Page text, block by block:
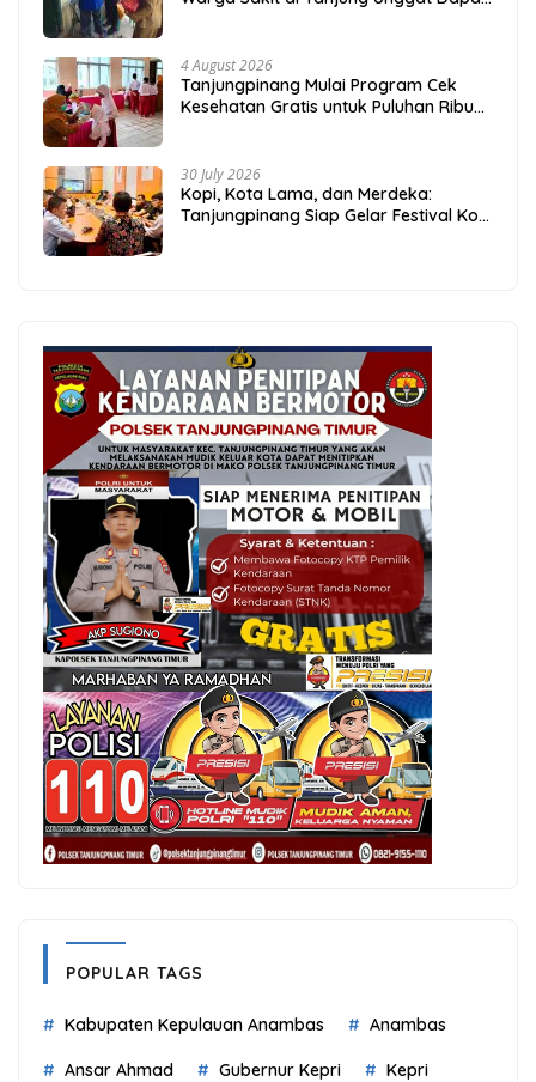
4 August 2026
Tanjungpinang Mulai Program Cek
Kesehatan Gratis untuk Puluhan Ribu
30 July 2026
Kopi, Kota Lama, dan Merdeka:
Tanjungpinang Siap Gelar Festival Kopi
POPULAR TAGS
Kabupaten Kepulauan Anambas Anambas
Ansar Ahmad Gubernur Kepri Kepri